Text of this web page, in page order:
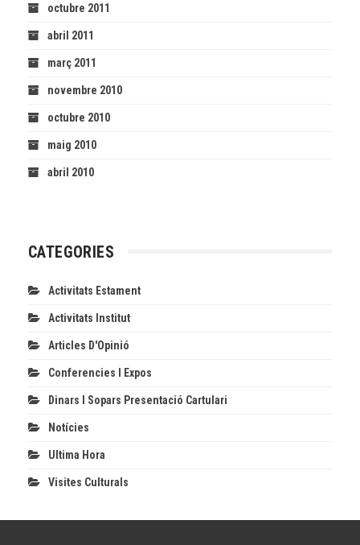
octubre 2011
abril 2011
març 2011
novembre 2010
octubre 2010
maig 2010
abril 2010
CATEGORIES
Activitats Estament
Activitats Institut
Articles D'Opinió
Conferencies I Expos
Dinars I Sopars Presentació Cartulari
Notícies
Ultima Hora
Visites Culturals